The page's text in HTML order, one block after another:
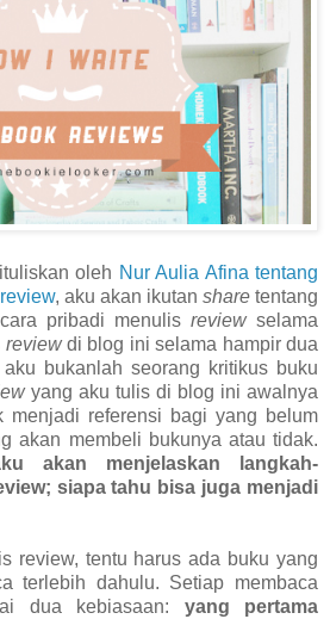
oleh Nur Aulia Afina tentang
, aku akan ikutan share tentang
pribadi menulis reviewselama
reviewdi blog ini selama hampir dua
bukanlah seorang kritikus buku
yang aku tulis di blog ini awalnya
menjadi referensi bagi yang belum
akan membeli bukunya atau tidak.
akan menjelaskan langkah-
siapa tahu bisa juga menjadi
review, tentu harus ada buku yang
terlebih dahulu. Setiap membaca
dua kebiasaan: yang pertama